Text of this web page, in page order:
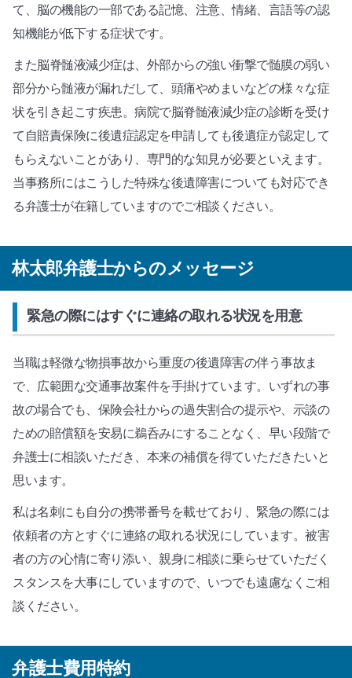
て、脳の機能の一部である記憶、注意、情緒、言語等の認
知機能が低下する症状です。
また脳脊髄液減少症は、外部からの強い衝撃で髄膜の弱い
部分から髄液が漏れだして、頭痛やめまいなどの様々な症
状を引き起こす疾患。病院で脳脊髄液減少症の診断を受け
て自賠責保険に後遺症認定を申請しても後遺症が認定して
もらえないことがあり、専門的な知見が必要といえます。
当事務所にはこうした特殊な後遺障害についても対応でき
る弁護士が在籍していますのでご相談ください。
林太郎弁護士からのメッセージ
緊急の際にはすぐに連絡の取れる状況を用意
当職は軽微な物損事故から重度の後遺障害の伴う事故ま
で、広範囲な交通事故案件を手掛けています。いずれの事
故の場合でも、保険会社からの過失割合の提示や、示談の
ための賠償額を安易に鵜呑みにすることなく、早い段階で
弁護士に相談いただき、本来の補償を得ていただきたいと
思います。
私は名刺にも自分の携帯番号を載せており、緊急の際には
依頼者の方とすぐに連絡の取れる状況にしています。被害
者の方の心情に寄り添い、親身に相談に乗らせていただく
スタンスを大事にしていますので、いつでも遠慮なくご相
談ください。
弁護士費用特約